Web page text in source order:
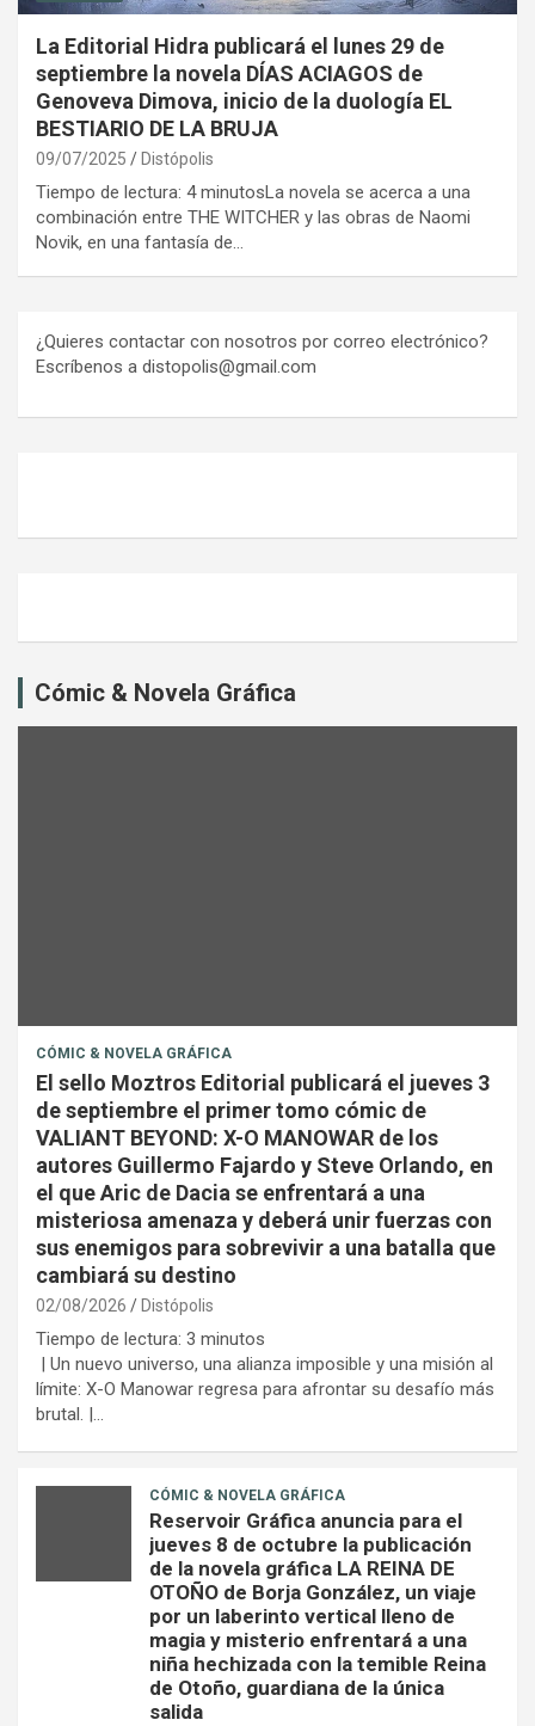
La Editorial Hidra publicará el lunes 29 de
septiembre la novela DÍAS ACIAGOS de
Genoveva Dimova, inicio de la duología EL
BESTIARIO DE LA BRUJA
09/07/2025 Distópolis
Tiempo de lectura: 4 minutosLa novela se acerca a una
combinación entre THE WITCHER y las obras de Naomi
Novik, en una fantasía de…
¿Quieres contactar con nosotros por correo electrónico?
Escríbenos a distopolis@gmail.com
Cómic & Novela Gráfica
CÓMIC & NOVELA GRÁFICA
El sello Moztros Editorial publicará el jueves 3
de septiembre el primer tomo cómic de
VALIANT BEYOND: X-O MANOWAR de los
autores Guillermo Fajardo y Steve Orlando, en
el que Aric de Dacia se enfrentará a una
misteriosa amenaza y deberá unir fuerzas con
sus enemigos para sobrevivir a una batalla que
cambiará su destino
02/08/2026 Distópolis
Tiempo de lectura: 3 minutos
| Un nuevo universo, una alianza imposible y una misión al
límite: X-O Manowar regresa para afrontar su desafío más
brutal. |…
CÓMIC & NOVELA GRÁFICA
Reservoir Gráfica anuncia para el
jueves 8 de octubre la publicación
de la novela gráfica LA REINA DE
OTOÑO de Borja González, un viaje
por un laberinto vertical lleno de
magia y misterio enfrentará a una
niña hechizada con la temible Reina
de Otoño, guardiana de la única
salida